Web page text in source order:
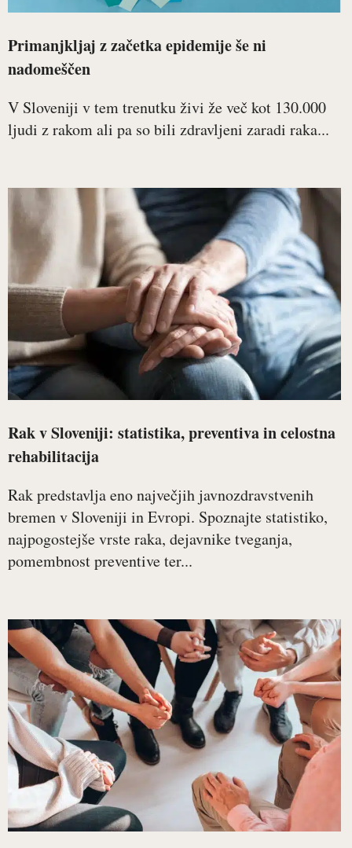
Primanjkljaj z začetka epidemije še ni
nadomeščen
V Sloveniji v tem trenutku živi že več kot 130.000
ljudi z rakom ali pa so bili zdravljeni zaradi raka...
Rak v Sloveniji: statistika, preventiva in celostna
rehabilitacija
Rak predstavlja eno največjih javnozdravstvenih
bremen v Sloveniji in Evropi. Spoznajte statistiko,
najpogostejše vrste raka, dejavnike tveganja,
pomembnost preventive ter...